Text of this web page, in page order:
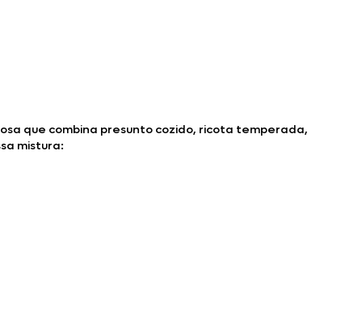
que combina presunto cozido, ricota temperada,
mistura: